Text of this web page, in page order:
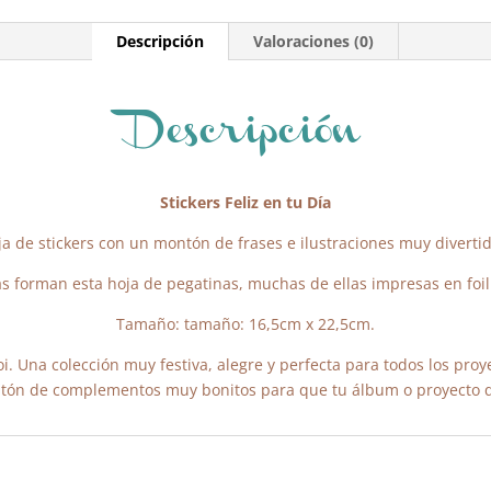
Descripción Valoraciones (0)
Descripción
Stickers Feliz en tu Día
de stickers con un montón de frases e ilustraciones muy
forman esta hoja de pegatinas, muchas de ellas impresas en
Tamaño: tamaño: 16,5cm x 22,5cm.
Una colección muy festiva, alegre y perfecta para todos los
de complementos muy bonitos para que tu álbum o proyecto